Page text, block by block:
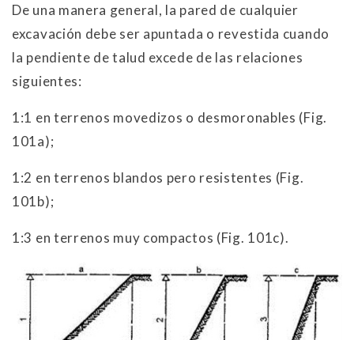
De una manera general, la pared de cualquier
excavación debe ser apuntada o revestida cuando
la pendiente de talud excede de las relaciones
siguientes:
1:1 en terrenos movedizos o desmoronables (Fig.
101a);
1:2 en terrenos blandos pero resistentes (Fig.
101b);
1:3 en terrenos muy compactos (Fig. 101c).